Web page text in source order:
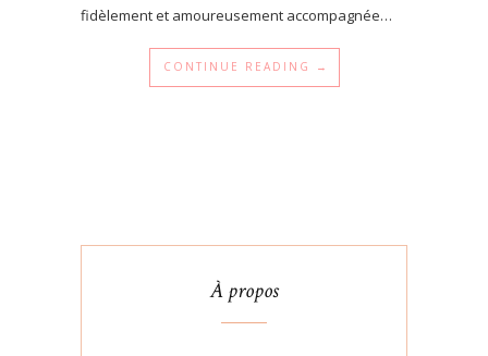
fidèlement et amoureusement accompagnée…
CONTINUE READING →
À propos